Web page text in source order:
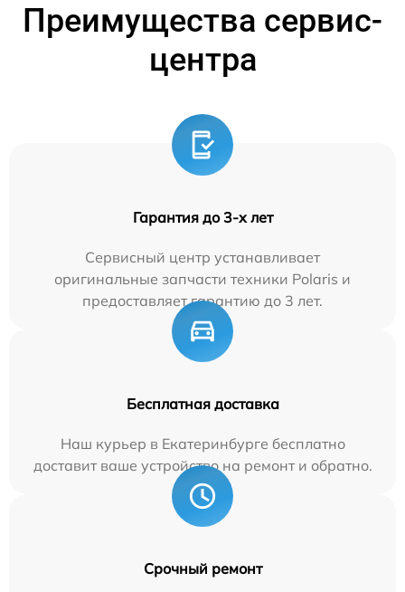
Преимущества сервис-
центра
Гарантия до 3-х лет
Сервисный центр устанавливает
оригинальные запчасти техники Polaris и
предоставляет гарантию до 3 лет.
Бесплатная доставка
Наш курьер в Екатеринбурге бесплатно
доставит ваше устройство на ремонт и обратно.
Срочный ремонт